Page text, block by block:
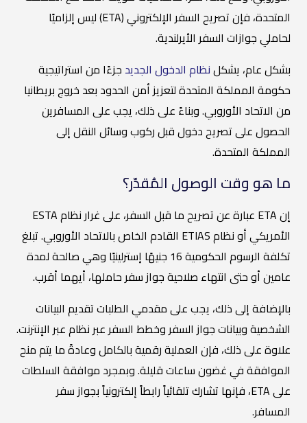
المتحدة، فإن تصريح السفر الإلكتروني (ETA) ليس إلزاميًا
لحاملي جوازات السفر الأيرلندية.
بشكل عام، يشكلنظام الدخول الجديد جزءًا من استراتيجية
حكومة المملكة المتحدة لتعزيز أمن الحدود بعد خروج بريطانيا
من الاتحاد الأوروبي. وبناءً على ذلك، يجب على المسافرين
الحصول على تصريح دخول قبل ركوب وسائل النقل إلى
المملكة المتحدة.
ما هو وقت الوصول المُقدّر؟
إن ETA عبارة عن تصريح ما قبل السفر، على غرار نظام ESTA
الأمريكي أو نظام ETIAS القادم الخاص بالاتحاد الأوروبي. تبلغ
تكلفة الرسوم الحكومية 16 جنيهًا إسترلينيًا وهي صالحة لمدة
عامين أو حتى انتهاء صلاحية جواز سفر حاملها، أيهما أقرب.
بالإضافة إلى ذلك، يجب على مقدمي الطلبات تقديم البيانات
الشخصية وبيانات جواز السفر وخطط السفر عبر نظام عبر الإنترنت.
علاوة على ذلك، فإن العملية رقمية بالكامل وعادةً ما يتم منح
الموافقة في غضون ساعات قليلة. وبمجرد موافقة السلطات
على ETA، فإنها تشارك تلقائياً رابطاً إلكترونياً بجواز سفر
المسافر.